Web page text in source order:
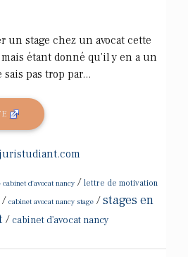
un stage chez un avocat cette
étant donné qu'il y en a un
pas trop par...
cabinet d'avocat nancy / lettre de motivation
/ cabinet avocat nancy stage /stages en
/ cabinet d'avocat nancy